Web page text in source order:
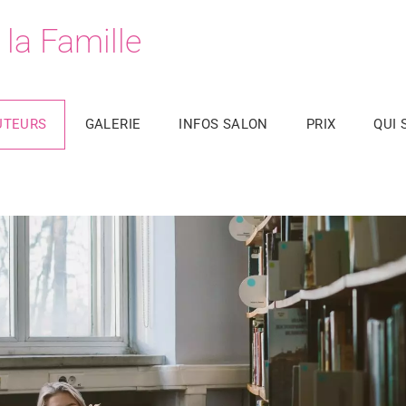
Famille
GALERIE INFOS SALON PRIX QUI